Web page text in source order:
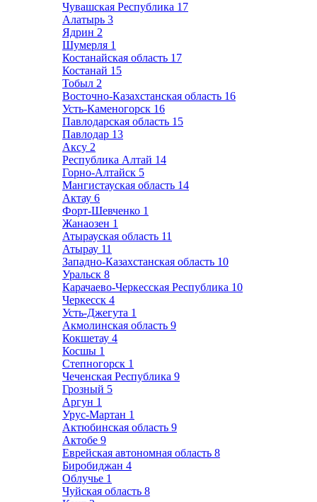
Чувашская Республика 17
Алатырь 3
Ядрин 2
Шумерля 1
Костанайская область 17
Костанай 15
Тобыл 2
Восточно-Казахстанская область 16
Усть-Каменогорск 16
Павлодарская область 15
Павлодар 13
Аксу 2
Республика Алтай 14
Горно-Алтайск 5
Мангистауская область 14
Актау 6
Форт-Шевченко 1
Жанаозен 1
Атырауская область 11
Атырау 11
Западно-Казахстанская область 10
Уральск 8
Карачаево-Черкесская Республика 10
Черкесск 4
Усть-Джегута 1
Акмолинская область 9
Кокшетау 4
Косшы 1
Степногорск 1
Чеченская Республика 9
Грозный 5
Аргун 1
Урус-Мартан 1
Актюбинская область 9
Актобе 9
Еврейская автономная область 8
Биробиджан 4
Облучье 1
Чуйская область 8